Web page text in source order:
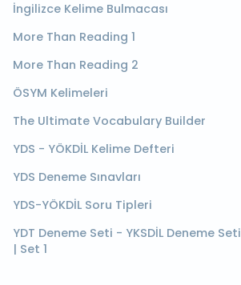
İngilizce Kelime Bulmacası
More Than Reading 1
More Than Reading 2
ÖSYM Kelimeleri
The Ultimate Vocabulary Builder
YDS - YÖKDİL Kelime Defteri
YDS Deneme Sınavları
YDS-YÖKDİL Soru Tipleri
YDT Deneme Seti - YKSDİL Deneme Seti
| Set 1